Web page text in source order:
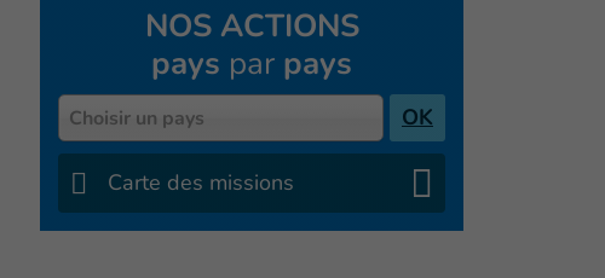
NOS ACTIONS
pays par pays
PaysChoisir un pays OK
Carte des missions